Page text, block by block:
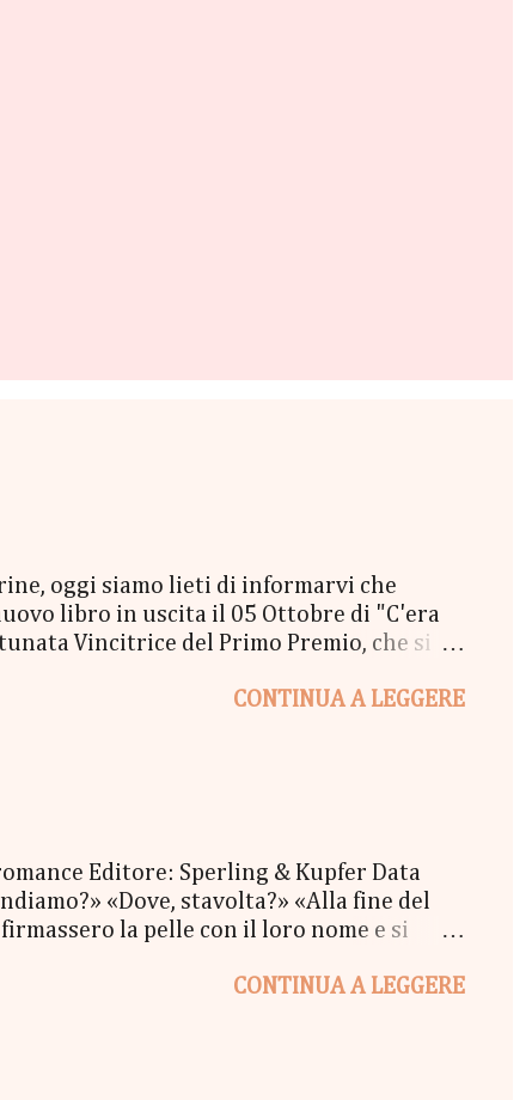
oggi siamo lieti di informarvi che
nuovo libro in uscita il 05 Ottobre di "C'era
Vincitrice del Primo Premio, che si
di biscotti - un Messaggio in bottiglia
CONTINUA A LEGGERE
Editore: Sperling & Kupfer Data
«Dove, stavolta?» «Alla fine del
la pelle con il loro nome e si
un pomeriggio d'inverno, mentre fuori il
CONTINUA A LEGGERE